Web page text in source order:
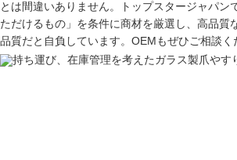
とは間違いありません。トップスタージャパ
ただけるもの」を条件に商材を厳選し、高品
品質だと自負しています。OEMもぜひご相談く